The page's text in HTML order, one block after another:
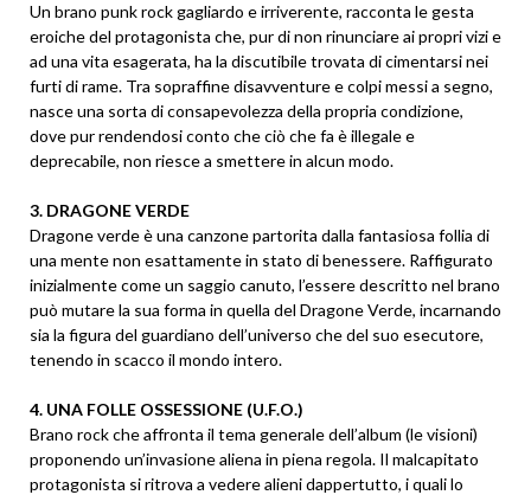
Un brano punk rock gagliardo e irriverente, racconta le gesta
eroiche del protagonista che, pur di non rinunciare ai propri vizi e
ad una vita esagerata, ha la discutibile trovata di cimentarsi nei
furti di rame. Tra sopraffine disavventure e colpi messi a segno,
nasce una sorta di consapevolezza della propria condizione,
dove pur rendendosi conto che ciò che fa è illegale e
deprecabile, non riesce a smettere in alcun modo.
3. DRAGONE VERDE
Dragone verde è una canzone partorita dalla fantasiosa follia di
una mente non esattamente in stato di benessere. Raffigurato
inizialmente come un saggio canuto, l’essere descritto nel brano
può mutare la sua forma in quella del Dragone Verde, incarnando
sia la figura del guardiano dell’universo che del suo esecutore,
tenendo in scacco il mondo intero.
4. UNA FOLLE OSSESSIONE (U.F.O.)
Brano rock che affronta il tema generale dell’album (le visioni)
proponendo un’invasione aliena in piena regola. Il malcapitato
protagonista si ritrova a vedere alieni dappertutto, i quali lo